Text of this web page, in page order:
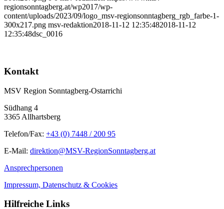
regionsonntagberg.at/wp2017/wp-
content/uploads/2023/09/logo_msv-regionsonntagberg_rgb_farbe-1-
300x217.png msv-redaktion2018-11-12 12:35:482018-11-12
12:35:48dsc_0016
Kontakt
MSV Region Sonntagberg-Ostarrichi
Südhang 4
3365 Allhartsberg
Telefon/Fax: +43 (0) 7448 / 200 95
E-Mail: direktion@MSV-RegionSonntagberg.at
Ansprechpersonen
Impressum, Datenschutz & Cookies
Hilfreiche Links